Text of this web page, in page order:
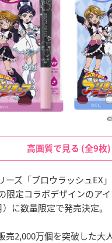
高画質で見る (全9枚)
ーズ「ブロウラッシュEX
限定コラボデザインのア
に数量限定で発売決定。
売2,000万個を突破した大